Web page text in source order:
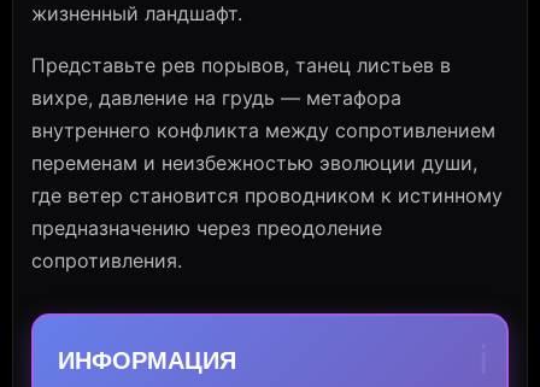
жизненный ландшафт.
Представьте рев порывов, танец листьев в
вихре, давление на грудь — метафора
внутреннего конфликта между сопротивлением
переменам и неизбежностью эволюции души,
где ветер становится проводником к истинному
предназначению через преодоление
сопротивления.
ИНФОРМАЦИЯ